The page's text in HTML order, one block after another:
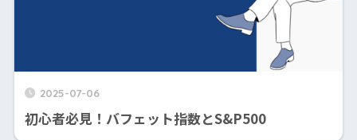
2025-07-06
初心者必見！バフェット指数とS&P500